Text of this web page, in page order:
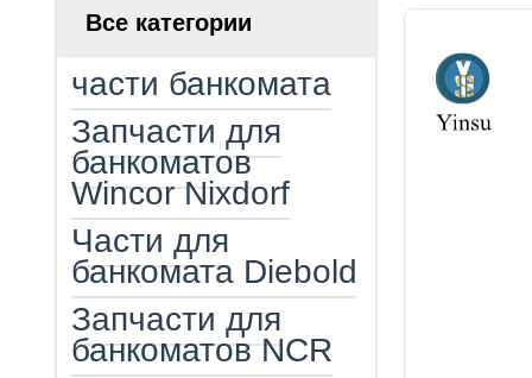
Все категории
части банкомата
Запчасти для
банкоматов
Wincor Nixdorf
Части для
банкомата Diebold
Запчасти для
банкоматов NCR